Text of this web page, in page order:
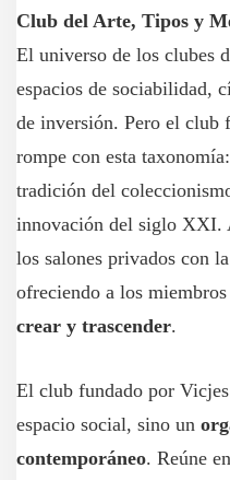
Club del Arte, Tipos y
El universo de los clubes
espacios de sociabilidad,
de inversión. Pero el club
rompe con esta
tradición del
innovación del siglo XXI.
los salones privados con
ofreciendo a los
crear y trascender.
El club fundado por
espacio social, sino un
contemporáneo. Reúne